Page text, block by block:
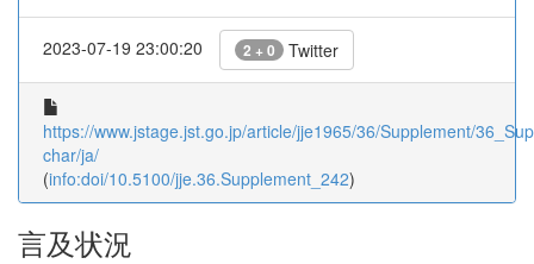
2023-07-19 23:00:20 2 + 0 Twitter
https://www.jstage.jst.go.jp/article/jje1965/36/Supplement/
char/ja/
(info:doi/10.5100/jje.36.Supplement_242)
言及状況